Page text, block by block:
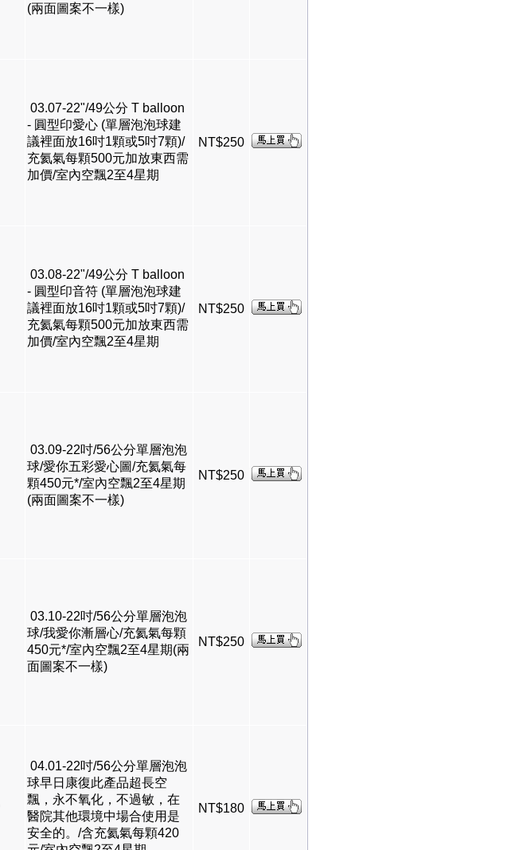
(兩面圖案不一樣)
03.07-22"/49公分 T balloon
- 圓型印愛心 (單層泡泡球建
議裡面放16吋1顆或5吋7顆)/
充氦氣每顆500元加放東西需
加價/室內空飄2至4星期
NT$250
03.08-22"/49公分 T balloon
- 圓型印音符 (單層泡泡球建
議裡面放16吋1顆或5吋7顆)/
充氦氣每顆500元加放東西需
加價/室內空飄2至4星期
NT$250
03.09-22吋/56公分單層泡泡
球/愛你五彩愛心圖/充氦氣每
顆450元*/室內空飄2至4星期
(兩面圖案不一樣)
NT$250
03.10-22吋/56公分單層泡泡
球/我愛你漸層心/充氦氣每顆
450元*/室內空飄2至4星期(兩
面圖案不一樣)
NT$250
04.01-22吋/56公分單層泡泡
球早日康復此產品超長空
飄，永不氧化，不過敏，在
醫院其他環境中場合使用是
安全的。/含充氦氣每顆420
NT$180